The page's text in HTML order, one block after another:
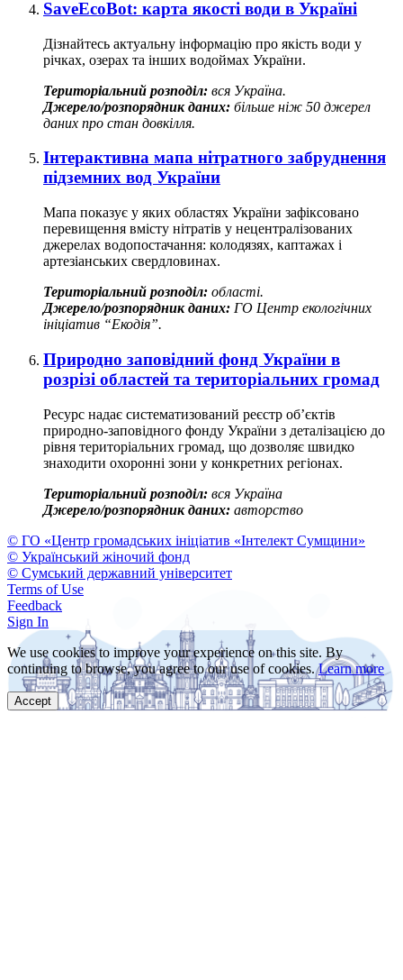
SaveEcoBot: карта якості води в Україні
Дізнайтесь актуальну інформацію про якість води у
річках, озерах та інших водоймах України.
Територіальний розподіл: вся Україна.
Джерело/розпорядник даних: більше ніж 50 джерел
даних про стан довкілля.
Інтерактивна мапа нітратного забруднення
підземних вод України
Мапа показує у яких областях України зафіксовано
перевищення вмісту нітратів у нецентралізованих
джерелах водопостачання: колодязях, каптажах і
артезіанських свердловинах.
Територіальний розподіл: області.
Джерело/розпорядник даних: ГО Центр екологічних
ініціатив “Екодія”.
Природно заповідний фонд України в
розрізі областей та територіальних громад
Ресурс надає систематизований реєстр об’єктів
природно-заповідного фонду України з деталізацією до
рівня територіальних громад, що дозволяє швидко
знаходити охоронні зони у конкретних регіонах.
Територіальний розподіл: вся Україна
Джерело/розпорядник даних: авторство
© ГО «Центр громадських ініціатив «Інтелект Сумщини»
© Український жіночий фонд
© Сумський державний університет
Terms of Use
Feedback
Sign In
We use cookies to improve your experience on this site. By
continuing to browse, you agree to our use of cookies.Learn more
Accept